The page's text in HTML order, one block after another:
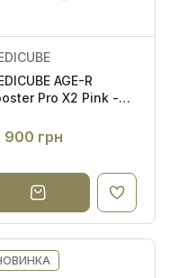
AGE-R
Pro X2 Pink -
догляду
шкірою 6 в 1
900 грн